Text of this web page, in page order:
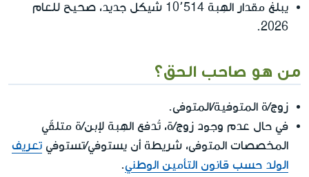
يبلغ مقدار الهِبة 10٬514 شيكل جديد، صحيح للعام
2026.
من هو صاحب الحق؟
زوج/ة المتوفية/المتوفى.
في حال عدم وجود زوج/ة، تُدفع الهِبة لإبن/ة متلقّي
المخصصات المتوفى، شريطة أن يستوفي/تستوفي تعريف
الولد حسب قانون التأمين الوطني.